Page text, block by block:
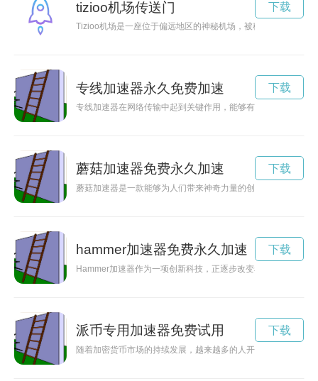
tizioo机场传送门
Tizioo机场是一座位于偏远地区的神秘机场，被称为探险家的
下载
专线加速器永久免费加速
专线加速器在网络传输中起到关键作用，能够有效提升网络速
下载
蘑菇加速器免费永久加速
蘑菇加速器是一款能够为人们带来神奇力量的创造性装置，它
下载
hammer加速器免费永久加速
Hammer加速器作为一项创新科技，正逐步改变着人们对未知
下载
派币专用加速器免费试用
随着加密货币市场的持续发展，越来越多的人开始涉足其中。
下载